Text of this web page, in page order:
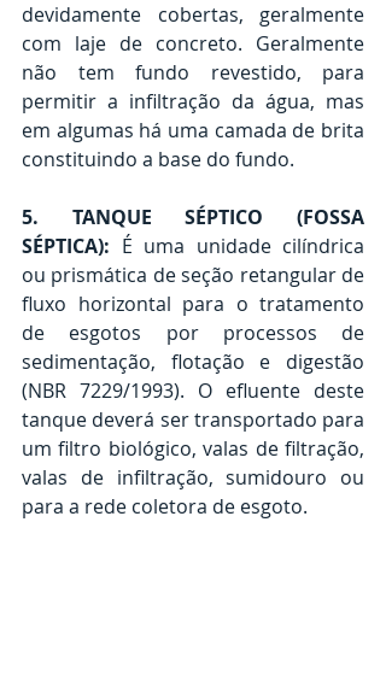
devidamente cobertas, geralmente
com laje de concreto. Geralmente
não tem fundo revestido, para
permitir a infiltração da água, mas
em algumas há uma camada de brita
constituindo a base do fundo.
5. TANQUE SÉPTICO (FOSSA
SÉPTICA): É uma unidade cilíndrica
ou prismática de seção retangular de
fluxo horizontal para o tratamento
de esgotos por processos de
sedimentação, flotação e digestão
(NBR 7229/1993). O efluente deste
tanque deverá ser transportado para
um filtro biológico, valas de filtração,
valas de infiltração, sumidouro ou
para a rede coletora de esgoto.